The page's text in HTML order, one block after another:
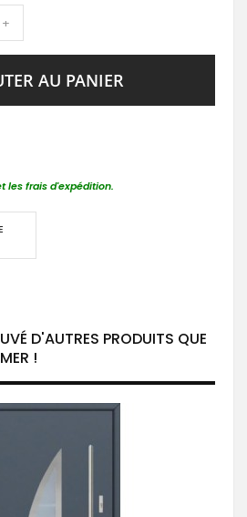
+
AU PANIER
les frais d'expédition.
D'AUTRES PRODUITS QUE
!